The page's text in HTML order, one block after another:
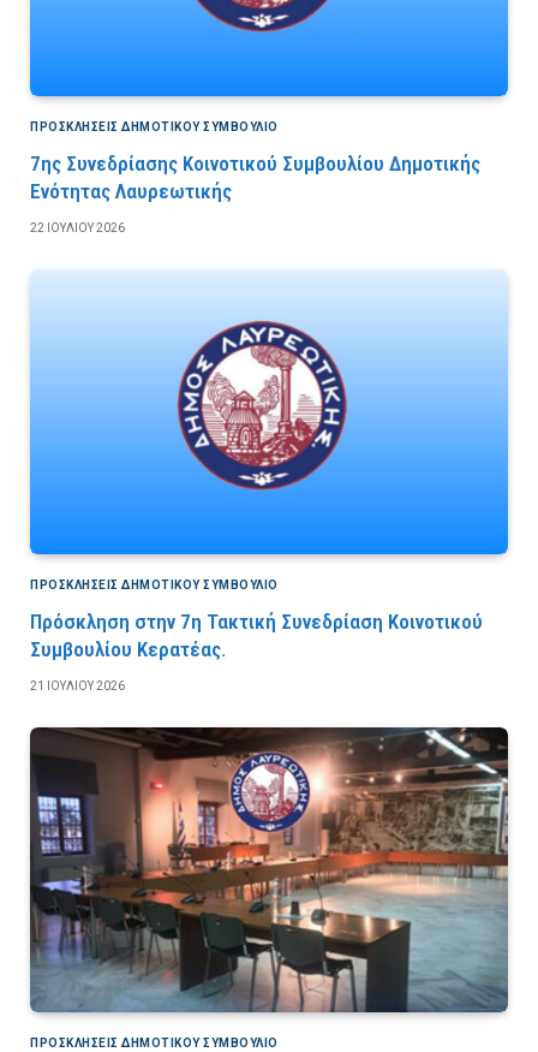
ΠΡΟΣΚΛΉΣΕΙΣ ΔΗΜΟΤΙΚΟΎ ΣΥΜΒΟΎΛΙΟ
7ης Συνεδρίασης Κοινοτικού Συμβουλίου Δημοτικής
Ενότητας Λαυρεωτικής
22 ΙΟΥΛΊΟΥ 2026
ΠΡΟΣΚΛΉΣΕΙΣ ΔΗΜΟΤΙΚΟΎ ΣΥΜΒΟΎΛΙΟ
Πρόσκληση στην 7η Τακτική Συνεδρίαση Κοινοτικού
Συμβουλίου Κερατέας.
21 ΙΟΥΛΊΟΥ 2026
ΠΡΟΣΚΛΉΣΕΙΣ ΔΗΜΟΤΙΚΟΎ ΣΥΜΒΟΎΛΙΟ